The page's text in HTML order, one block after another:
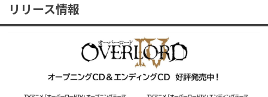
リリース情報